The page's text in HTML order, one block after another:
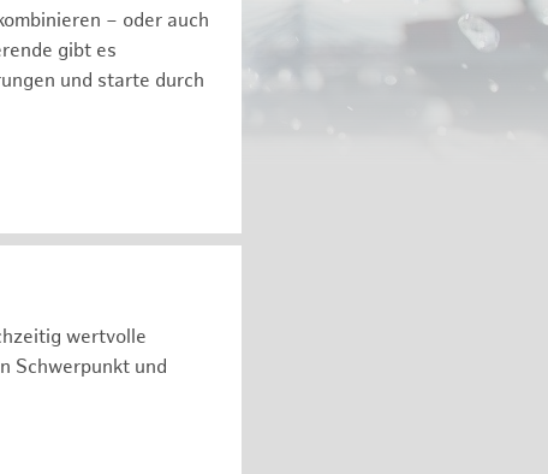
– oder auch
gibt es
und starte durch
wertvolle
Schwerpunkt und